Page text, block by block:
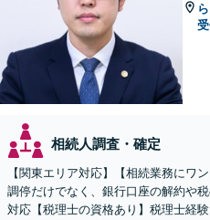
相続人調査・確定
【関東エリア対応】【相続業務にワ
調停だけでなく、銀行口座の解約や
対応【税理士の資格あり】税理士経